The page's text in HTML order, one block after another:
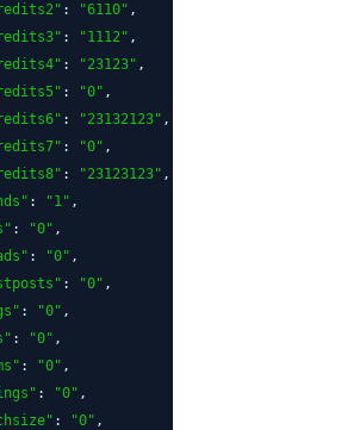
: "6110" ,
: "1112" ,
: "23123" ,
: "0" ,
: "23132123" ,
: "0" ,
: "23123123" ,
: "1" ,
: "0" ,
: "0" ,
: "0" ,
: "0" ,
: "0" ,
: "0" ,
: "0" ,
: "0" ,